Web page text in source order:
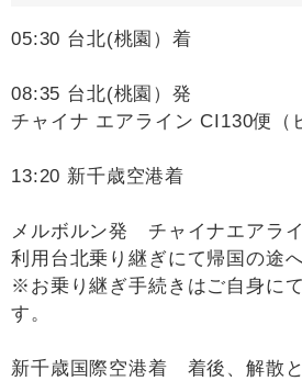
05:30 台北(桃園）着
08:35 台北(桃園）発
チャイナ エアライン CI130便（
13:20 新千歳空港着
メルボルン発 チャイナエアラ
利用台北乗り継ぎにて帰国の途
※お乗り継ぎ手続きはご自身に
す。
新千歳国際空港着 着後、解散と